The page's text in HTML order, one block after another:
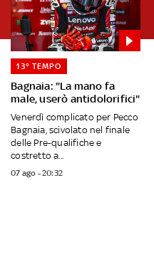
Bagnaia: "La mano fa
male, userò antidolorifici"
13° TEMPO
Venerdì complicato per Pecco
Bagnaia, scivolato nel finale
delle Pre-qualifiche e
costretto a...
07 ago - 20:32